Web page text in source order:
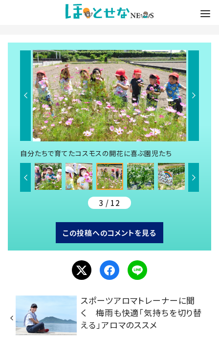
自分たちで育てたコスモスの開花に喜ぶ園児たち
3 / 12
この投稿へのコメントを見る
スポーツアロマトレーナーに聞
く 梅雨も快適「気持ちを切り替
える」アロマのススメ